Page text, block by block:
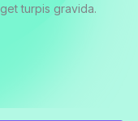
turpis gravida.